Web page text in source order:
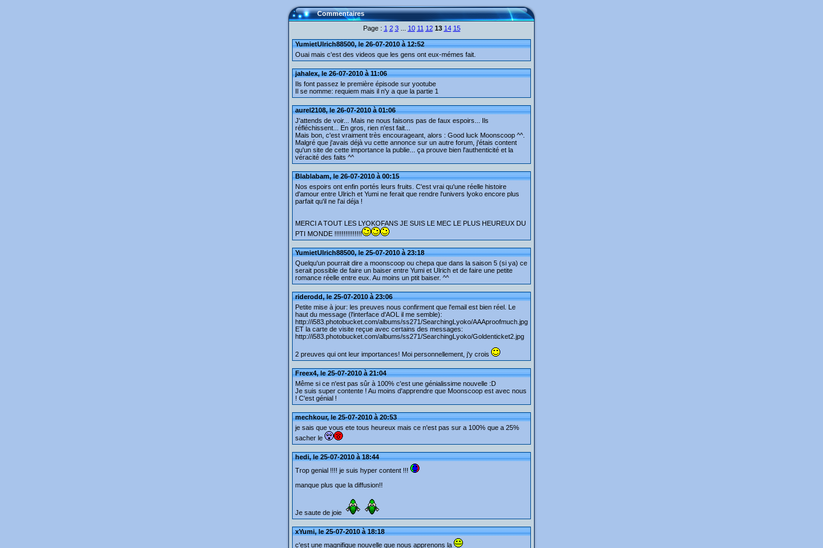
Commentaires
Page : 1 2 3... 10 11 12 13 14 15
YumietUlrich88500, le 26-07-2010 à 12:52
Ouai mais c'est des videos que les gens ont eux-mémes fait.
jahalex, le 26-07-2010 à 11:06
Ils font passez le première épisode sur yootube
Il se nomme: requiem mais il n'y a que la partie 1
aurel2108, le 26-07-2010 à 01:06
J'attends de voir... Mais ne nous faisons pas de faux espoirs... Ils
réfléchissent... En gros, rien n'est fait...
Mais bon, c'est vraiment très encourageant, alors : Good luck Moonscoop ^^.
Malgré que j'avais déjà vu cette annonce sur un autre forum, j'étais content
qu'un site de cette importance la publie... ça prouve bien l'authenticité et la
véracité des faits ^^
Blablabam, le 26-07-2010 à 00:15
Nos espoirs ont enfin portés leurs fruits. C'est vrai qu'une réelle histoire
d'amour entre Ulrich et Yumi ne ferait que rendre l'univers lyoko encore plus
parfait qu'il ne l'ai déja !
MERCI A TOUT LES LYOKOFANS JE SUIS LE MEC LE PLUS HEUREUX DU
PTI MONDE !!!!!!!!!!!!!!!
YumietUlrich88500, le 25-07-2010 à 23:18
Quelqu'un pourrait dire a moonscoop ou chepa que dans la saison 5 (si ya) ce
serait possible de faire un baiser entre Yumi et Ulrich et de faire une petite
romance réelle entre eux. Au moins un ptit baiser. ^^
riderodd, le 25-07-2010 à 23:06
Petite mise à jour: les preuves nous confirment que l'email est bien réel. Le
haut du message (l'interface d'AOL il me semble):
http://i583.photobucket.com/albums/ss271/SearchingLyoko/AAAproofmuch.jpg
ET la carte de visite reçue avec certains des messages:
http://i583.photobucket.com/albums/ss271/SearchingLyoko/Goldenticket2.jpg
2 preuves qui ont leur importances! Moi personnellement, j'y crois
Freex4, le 25-07-2010 à 21:04
Même si ce n'est pas sûr à 100% c'est une génialissime nouvelle :D
Je suis super contente ! Au moins d'apprendre que Moonscoop est avec nous
! C'est génial !
mechkour, le 25-07-2010 à 20:53
je sais que vous ete tous heureux mais ce n'est pas sur a 100% que a 25%
sacher le
hedi, le 25-07-2010 à 18:44
Trop genial !!!! je suis hyper content !!!
manque plus que la diffusion!!
Je saute de joie
xYumi, le 25-07-2010 à 18:18
c'est une magnifique nouvelle que nous apprenons la